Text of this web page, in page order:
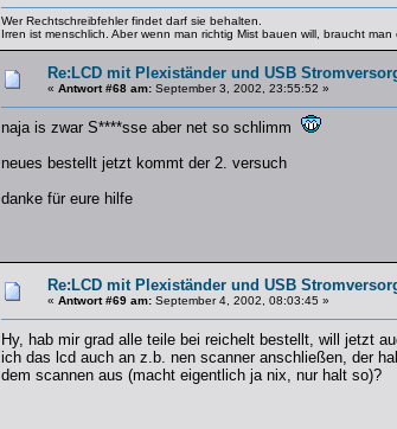
Wer Rechtschreibfehler findet darf sie behalten.
Irren ist menschlich. Aber wenn man richtig Mist bauen will, braucht man
Re:LCD mit Plexiständer und USB
« Antwort #68 am:September 3, 2002, 23:55:52 »
naja is zwar S****sse aber net so schlimm
neues bestellt jetzt kommt der 2. versuch
danke für eure hilfe
Re:LCD mit Plexiständer und USB
« Antwort #69 am:September 4, 2002, 08:03:45 »
Hy, hab mir grad alle teile bei reichelt bestellt, will jetzt
ich das lcd auch an z.b. nen scanner anschließen, der
dem scannen aus (macht eigentlich ja nix, nur halt so)?